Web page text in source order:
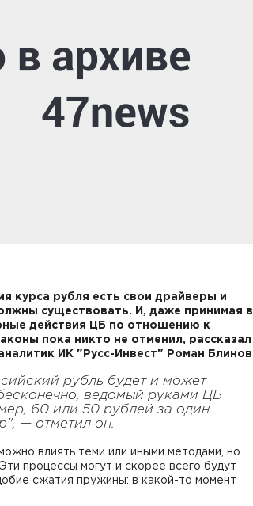
курса рубля есть свои драйверы и
существовать. И, даже принимая
действия ЦБ по отношению к
пока никто не отменил, рассказал
ИК "Русс-Инвест" Роман
рубль будет и может
ведомый руками ЦБ
60 или 50 рублей за один
— отметил он.
влиять теми или иными методами, но
процессы могут и скорее всего будут
сжатия пружины: в какой-то момент